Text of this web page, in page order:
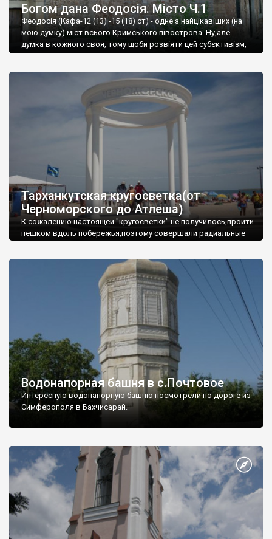
Богом дана Феодосія. Місто Ч.1
Феодосія (Кафа-12 (13) -15 (18) ст) - одне з найцікавіших (на
мою думку) міст всього Кримського півострова .Ну,але
думка в кожного своя, тому щоби розвіяти цей субєктивізм,
запрошую відвідати це
Тарханкутская кругосветка(от
Черноморского до Атлеша)
К сожалению настоящей "кругосветки" не получилось,пройти
пешком вдоль побережья,поэтому совершали радиальные
Водонапорная башня в с.Почтовое
Интересную водонапорную башню посмотрели по дороге из
Симферополя в Бахчисарай.